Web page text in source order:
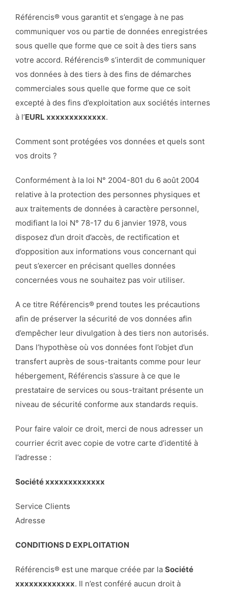
Référencis® vous garantit et s’engage à ne pas
communiquer vos ou partie de données enregistrées
sous quelle que forme que ce soit à des tiers sans
votre accord. Référencis® s’interdit de communiquer
vos données à des tiers à des fins de démarches
commerciales sous quelle que forme que ce soit
excepté à des fins d’exploitation aux sociétés internes
à l’EURL xxxxxxxxxxxxx.
Comment sont protégées vos données et quels sont
vos droits ?
Conformément à la loi N° 2004-801 du 6 août 2004
relative à la protection des personnes physiques et
aux traitements de données à caractère personnel,
modifiant la loi N° 78-17 du 6 janvier 1978, vous
disposez d’un droit d’accès, de rectification et
d’opposition aux informations vous concernant qui
peut s’exercer en précisant quelles données
concernées vous ne souhaitez pas voir utiliser.
A ce titre Référencis® prend toutes les précautions
afin de préserver la sécurité de vos données afin
d’empêcher leur divulgation à des tiers non autorisés.
Dans l’hypothèse où vos données font l’objet d’un
transfert auprès de sous-traitants comme pour leur
hébergement, Référencis s’assure à ce que le
prestataire de services ou sous-traitant présente un
niveau de sécurité conforme aux standards requis.
Pour faire valoir ce droit, merci de nous adresser un
courrier écrit avec copie de votre carte d’identité à
l’adresse :
Société xxxxxxxxxxxxx
Service Clients
Adresse
CONDITIONS D EXPLOITATION
Référencis® est une marque créée par la Société
xxxxxxxxxxxxx. Il n’est conféré aucun droit à